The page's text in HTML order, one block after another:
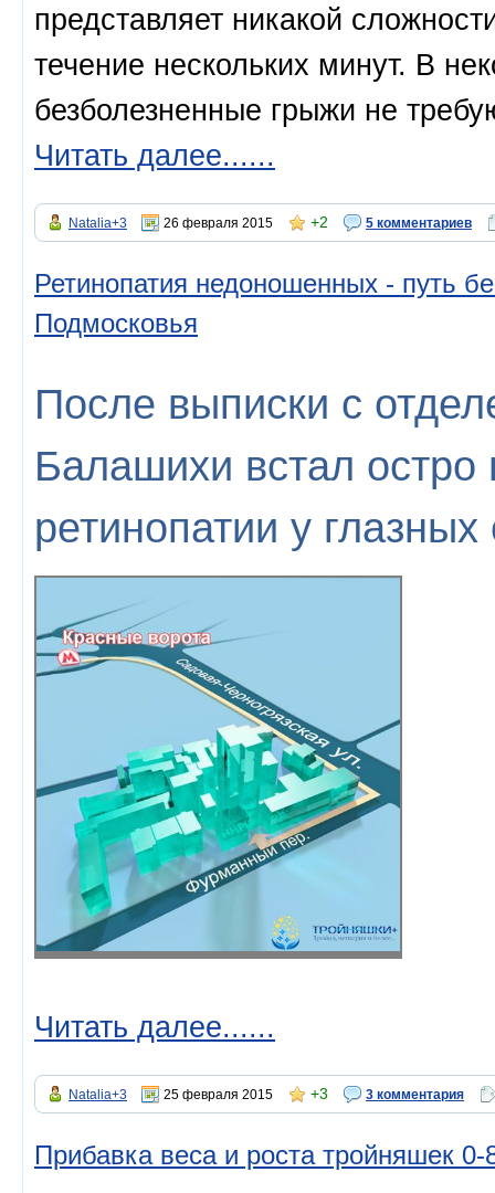
представляет никакой
течение нескольких минут. В
безболезненные грыжи не
Читать далее......
Natalia+3 26 февраля 2015 +2 5 комментариев
Ретинопатия недоношенных - путь
Подмосковья
После выписки с
Балашихи встал остро
ретинопатии у
Читать далее......
Natalia+3 25 февраля 2015 +3 3 комментария
Прибавка веса и роста тройняшек